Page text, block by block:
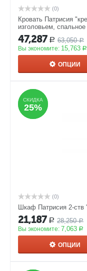
(0)
Кровать Патрисия
изголовьем,
47,287 Р 63,050 Р
Вы экономите: 15,763 Р
ОПЦИИ
СКИДКА
25%
СКИДКА
25%
(0)
Шкаф Патрисия 2-ств
21,187 Р 28,250 Р
Вы экономите: 7,063 Р
ОПЦИИ